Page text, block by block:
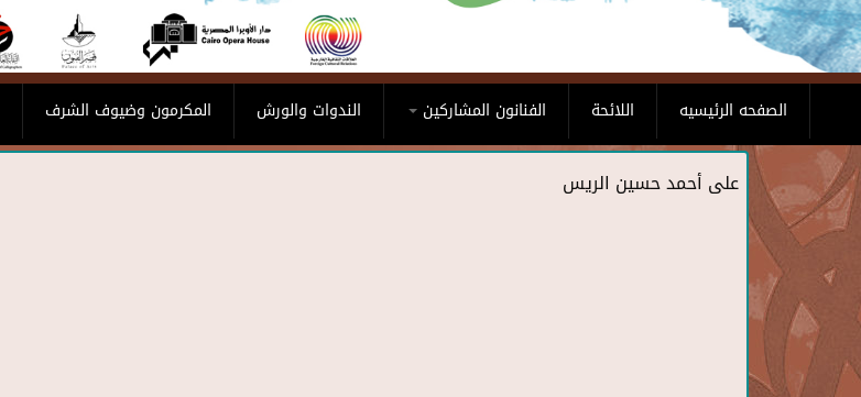
المكرمون وضيوف الشرف الندوات والورش الفنانون المشاركين اللائحة الصفحه الرئيسيه
على أحمد حسين الريس